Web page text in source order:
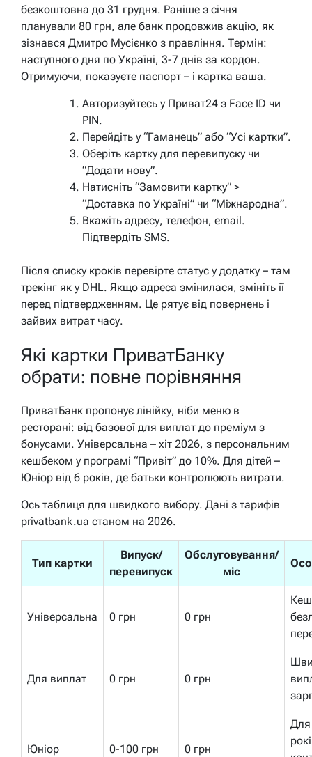
безкоштовна до 31 грудня. Раніше з січня
планували 80 грн, але банк продовжив акцію, як
зізнався Дмитро Мусієнко з правління. Термін:
наступного дня по Україні, 3-7 днів за кордон.
Отримуючи, показуєте паспорт – і картка ваша.
Авторизуйтесь у Приват24 з Face ID чи
PIN.
Перейдіть у “Гаманець” або “Усі картки”.
Оберіть картку для перевипуску чи
“Додати нову”.
Натисніть “Замовити картку” >
“Доставка по Україні” чи “Міжнародна”.
Вкажіть адресу, телефон, email.
Підтвердіть SMS.
Після списку кроків перевірте статус у додатку – там
трекінг як у DHL. Якщо адреса змінилася, змініть її
перед підтвердженням. Це рятує від повернень і
зайвих витрат часу.
Які картки ПриватБанку
обрати: повне порівняння
ПриватБанк пропонує лінійку, ніби меню в
ресторані: від базової для виплат до преміум з
бонусами. Універсальна – хіт 2026, з персональним
кешбеком у програмі “Привіт” до 10%. Для дітей –
Юніор від 6 років, де батьки контролюють витрати.
Ось таблиця для швидкого вибору. Дані з тарифів
privatbank.ua станом на 2026.
Тип картки
Випуск/
перевипуск
Обслуговування/
міс
Універсальна 0 грн 0 грн
Для виплат 0 грн 0 грн
Юніор 0-100 грн 0 грн